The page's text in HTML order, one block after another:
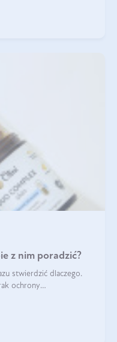
z nim poradzić?
stwierdzić dlaczego.
ochrony